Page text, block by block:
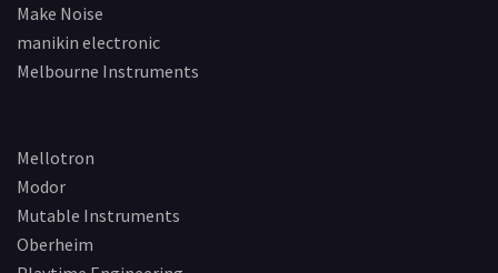
Make Noise
manikin electronic
Melbourne Instruments
Mellotron
Modor
Mutable Instruments
Oberheim